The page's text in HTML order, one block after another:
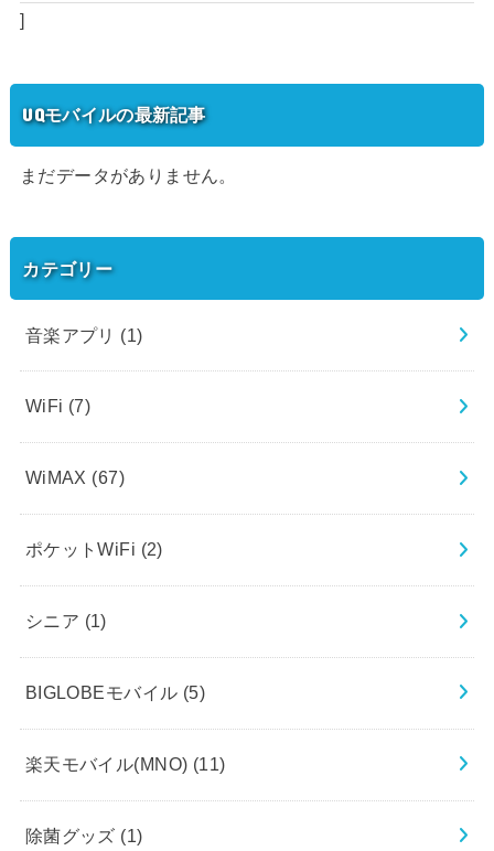
]
UQモバイルの最新記事
まだデータがありません。
カテゴリー
音楽アプリ (1)
WiFi (7)
WiMAX (67)
ポケットWiFi (2)
シニア (1)
BIGLOBEモバイル (5)
楽天モバイル(MNO) (11)
除菌グッズ (1)